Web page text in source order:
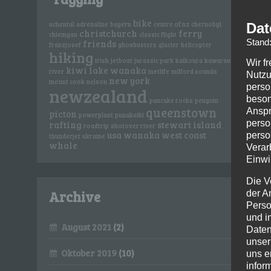
achental adrenaline bayern bike centre of nz chernobyl
chiemgau christchurch classic flight ferry
franzjosef friends ghosbusters glacier helicopter
hiking irish jetboat jurassic park kaikoura kawarau
river kiwi lake wanaka metlife milford sounds
mount cook nelson new york
newzealand pancake rocks penguin
picton powerplant punakaiki queenstown
rafting roadtrip shotover river stewart island
thunderjet ukraine usa wanaka west coast
whale
Archive
August 2021 (2)
Oktober 2019 (10)
Wir
Die
der
und
uns